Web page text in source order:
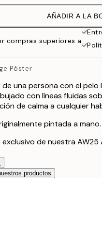
AÑADIR A LA
compras superiores a
Póster
una persona con el
con líneas fluidas
de calma a cualquier
pintada a mano.
de nuestra
productos